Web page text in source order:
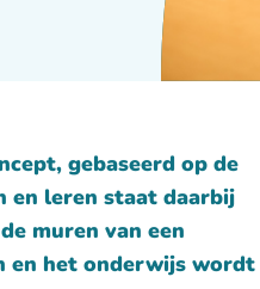
gebaseerd op de
en leren staat daarbij
muren van een
en het onderwijs wordt